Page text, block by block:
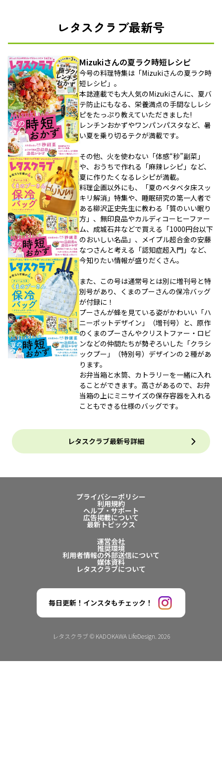
レタスクラブ最新号
Mizukiさんの夏ラク時短レシピ
今号の料理特集は「Mizukiさんの夏ラク時
短レシピ」。
本誌連載でも大人気のMizukiさんに、夏バ
テ防止にもなる、栄養満点の手間なしレシ
ピをたっぷり教えていただきました!
レンチンおかずやワンパンパスタなど、暑
い夏を乗り切るテクが満載です。
その他、火を使わない「体感“秒”副菜」
や、おうちで作れる「麻辣レシピ」など、
夏に作りたくなるレシピが満載。
料理企画以外にも、「夏のベタベタ床スッ
キリ解消」特集や、睡眠研究の第一人者で
ある柳沢正史先生に教わる「質のいい眠り
方」、無印良品やカルディコーヒーファー
ム、成城石井などで買える「1000円台以下
のおいしい名品」、メイプル超合金の安藤
なつさんと考える「認知症超入門」など、
今知りたい情報が盛りだくさん。
また、この号は通常号とは別に増刊号と特
別号があり、くまのプーさんの保冷バッグ
が付録に！
プーさんが蜂を見ている姿がかわいい「ハ
ニーポットデザイン」（増刊号）と、原作
のくまのプーさんやクリストファー・ロビ
ンなどの仲間たちが勢ぞろいした「クラシ
ックプー」（特別号）デザインの２種があ
ります。
お弁当箱と水筒、カトラリーを一緒に入れ
ることができます。高さがあるので、お弁
当箱の上にミニサイズの保存容器を入れる
こともできる仕様のバッグです。
レタスクラブ最新号詳細
プライバシーポリシー
利用規約
ヘルプ・サポート
広告掲載について
最新トピックス
運営会社
推奨環境
利用者情報の外部送信について
媒体資料
レタスクラブについて
毎日更新！インスタもチェック！
レタスクラブ © KADOKAWA LifeDesign. 2026